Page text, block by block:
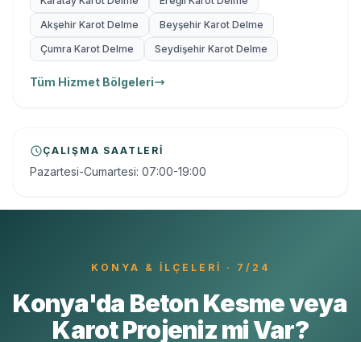
Akşehir Karot Delme
Beyşehir Karot Delme
Çumra Karot Delme
Seydişehir Karot Delme
Tüm Hizmet Bölgeleri
ÇALIŞMA SAATLERI
Pazartesi-Cumartesi: 07:00-19:00
KONYA & İLÇELERI · 7/24
Konya'da Beton Kesme veya
Karot Projeniz mi Var?